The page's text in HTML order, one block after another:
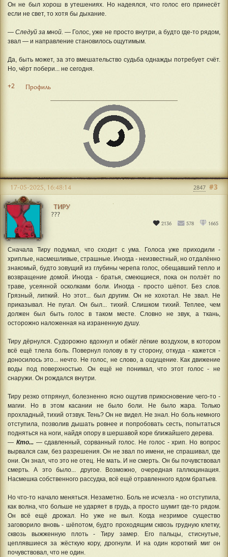
Он не был хорош в утешениях. Но надеялся, что голос его принесёт
если не свет, то хотя бы дыхание.
— Следуй за мной. — Голос, уже не просто внутри, а будто где-то рядом,
звал — и направление становилось ощутимым.
Да, быть может, за это вмешательство судьба однажды потребует счёт.
Но, чёрт побери... не сегодня.
+2 Профиль
ТИРУ
???
2136 578 1665
#3
17-05-2025, 16:48:14 2847
Сначала Тиру подумал, что сходит с ума. Голоса уже приходили -
хриплые, насмешливые, страшные. Иногда - неизвестный, но отдалённо
знакомый, будто зовущий из глубины черепа голос, обещавший тепло и
возвращение домой. Иногда - братья, смеющиеся, пока он ползёт по
траве, усеянной осколками боли. Иногда - просто шёпот. Без слов.
Грязный, липкий. Но этот... был другим. Он не хохотал. Не звал. Не
приказывал. Не пугал. Он был... тихий. Слишком тихий. Теплее, чем
должен был быть голос в таком месте. Словно не звук, а ткань,
осторожно наложенная на израненную душу.
Тиру дёрнулся. Судорожно вдохнул и обжёг лёгкие воздухом, в котором
всё ещё тлела боль. Повернул голову в ту сторону, откуда - кажется -
доносилось это... нечто. Не голос, не слово, а ощущение. Как движение
воды под поверхностью. Он ещё не понимал, что этот голос - не
снаружи. Он рождался внутри.
Тиру резко отпрянул, болезненно ясно ощутив прикосновение чего-то -
магии. Но в этом касании не было боли. Не было жара. Только
прохладный, тихий отзвук. Тень? Он не видел. Не знал. Но боль немного
отступила, позволив дышать ровнее и попробовать сесть, попытаться
подняться на ноги, найдя опору в шершавой коре ближайшего дерева.
— Кто...— сдавленный, сорванный голос. Не голос - хрип. Но вопрос
вырвался сам, без разрешения. Он не звал по имени, не спрашивал, где
они. Он знал, что это не отец. Не мать. И не смерть. Он бы почувствовал
смерть. А это было... другое. Возможно, очередная галлюцинация.
Насмешка собственного рассудка, всё ещё отравленного ядом братьев.
Но что-то начало меняться. Незаметно. Боль не исчезла - но отступила,
как волна, что больше не ударяет в грудь, а просто шумит где-то рядом.
Он всё ещё дрожал. Но уже не выл. Когда незримое существо
заговорило вновь - шёпотом, будто проходящим сквозь грудную клетку,
сквозь выжженную плоть - Тиру замер. Его пальцы, стиснутые,
цеплявшиеся за жёсткую кору, дрогнули. И на один короткий миг он
почувствовал, что не один.